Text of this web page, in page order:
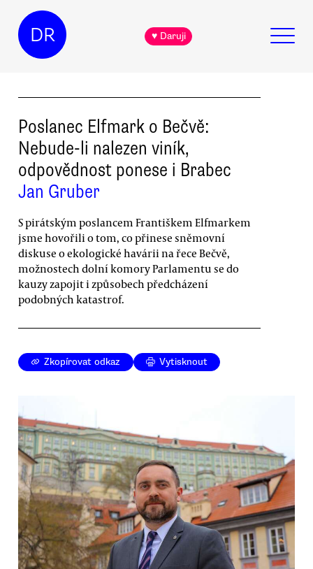
DR ♥ Daruji
Poslanec Elfmark o Bečvě:
Nebude-li nalezen viník,
odpovědnost ponese i Brabec
Jan Gruber
S pirátským poslancem Františkem Elfmarkem
jsme hovořili o tom, co přinese sněmovní
diskuse o ekologické havárii na řece Bečvě,
možnostech dolní komory Parlamentu se do
kauzy zapojit i způsobech předcházení
podobných katastrof.
Zkopírovat odkaz Vytisknout